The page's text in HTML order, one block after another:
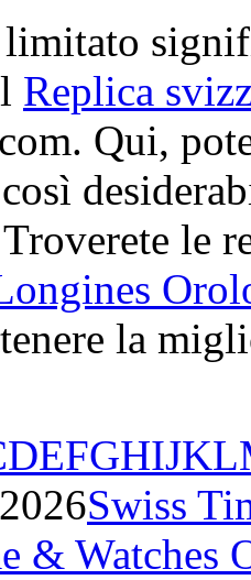
Replica
Qui,
le
la
DEFGHIJKL
Swiss
& Watches